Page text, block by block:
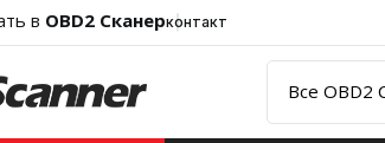
в OBD2 Сканерконтакт